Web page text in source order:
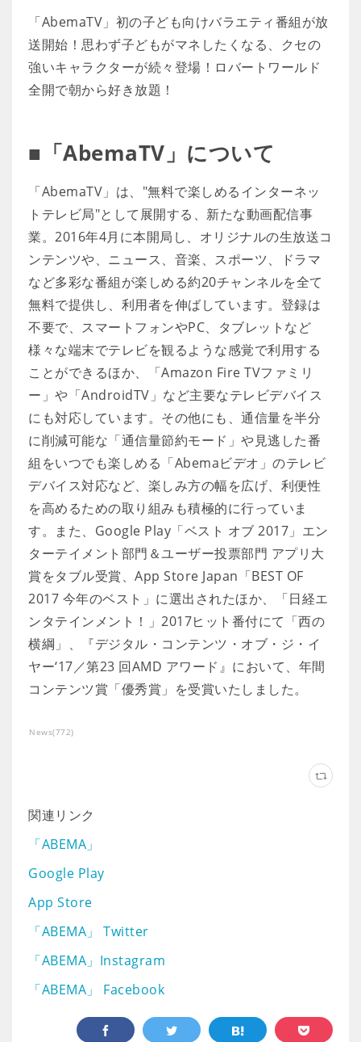
「AbemaTV」初の子ども向けバラエティ番組が放
送開始！思わず子どもがマネしたくなる、クセの
強いキャラクターが続々登場！ロバートワールド
全開で朝から好き放題！
■「AbemaTV」について
「AbemaTV」は、"無料で楽しめるインターネッ
トテレビ局"として展開する、新たな動画配信事
業。2016年4月に本開局し、オリジナルの生放送コ
ンテンツや、ニュース、音楽、スポーツ、ドラマ
など多彩な番組が楽しめる約20チャンネルを全て
無料で提供し、利用者を伸ばしています。登録は
不要で、スマートフォンやPC、タブレットなど
様々な端末でテレビを観るような感覚で利用する
ことができるほか、「Amazon Fire TVファミリ
ー」や「AndroidTV」など主要なテレビデバイス
にも対応しています。その他にも、通信量を半分
に削減可能な「通信量節約モード」や見逃した番
組をいつでも楽しめる「Abemaビデオ」のテレビ
デバイス対応など、楽しみ方の幅を広げ、利便性
を高めるための取り組みも積極的に行っていま
す。また、Google Play「ベスト オブ 2017」エン
ターテイメント部門＆ユーザー投票部門 アプリ大
賞をタブル受賞、App Store Japan「BEST OF
2017 今年のベスト」に選出されたほか、「日経エ
ンタテインメント！」2017ヒット番付にて「西の
横綱」、『デジタル・コンテンツ・オブ・ジ・イ
ヤー‘17／第23 回AMD アワード』において、年間
コンテンツ賞「優秀賞」を受賞いたしました。
News(772)
関連リンク
「ABEMA」
Google Play
App Store
「ABEMA」 Twitter
「ABEMA」Instagram
「ABEMA」 Facebook